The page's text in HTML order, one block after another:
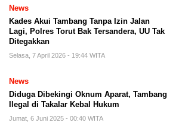
News
Kades Akui Tambang Tanpa Izin Jalan
Lagi, Polres Torut Bak Tersandera, UU Tak
Ditegakkan
Selasa, 7 April 2026 - 19:44 WITA
News
Diduga Dibekingi Oknum Aparat, Tambang
Ilegal di Takalar Kebal Hukum
Jumat, 6 Juni 2025 - 00:40 WITA